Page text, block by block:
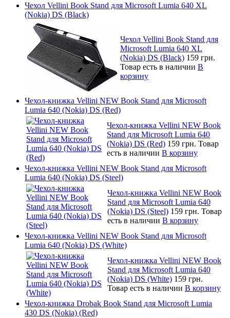
Чехол Vellini Book Stand для Microsoft Lumia 640 XL
(Nokia) DS (Black)
Чехол Vellini Book Stand для
Microsoft Lumia 640 XL
(Nokia) DS (Black) 159 грн.
Товар есть в наличии В
корзину
Чехол-книжка Vellini NEW Book Stand для Microsoft
Lumia 640 (Nokia) DS (Red)
Чехол-книжка Vellini NEW Book
Stand для Microsoft Lumia 640
(Nokia) DS (Red) 159 грн. Товар
есть в наличии В корзину
Чехол-книжка Vellini NEW Book Stand для Microsoft
Lumia 640 (Nokia) DS (Steel)
Чехол-книжка Vellini NEW Book
Stand для Microsoft Lumia 640
(Nokia) DS (Steel) 159 грн. Товар
есть в наличии В корзину
Чехол-книжка Vellini NEW Book Stand для Microsoft
Lumia 640 (Nokia) DS (White)
Чехол-книжка Vellini NEW Book
Stand для Microsoft Lumia 640
(Nokia) DS (White) 159 грн.
Товар есть в наличии В корзину
Чехол-книжка Drobak Book Stand для Microsoft Lumia
430 DS (Nokia) (Red)